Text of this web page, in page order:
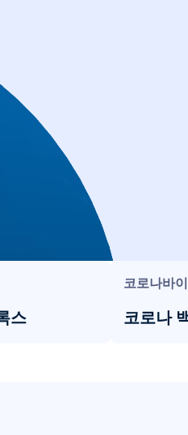
스
코로나바
코로나